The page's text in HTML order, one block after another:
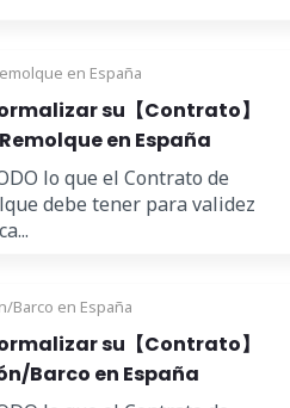
en España
su【Contrato】
en España
lo que el Contrato de
debe tener para validez
Barco en España
su【Contrato】
Barco en España